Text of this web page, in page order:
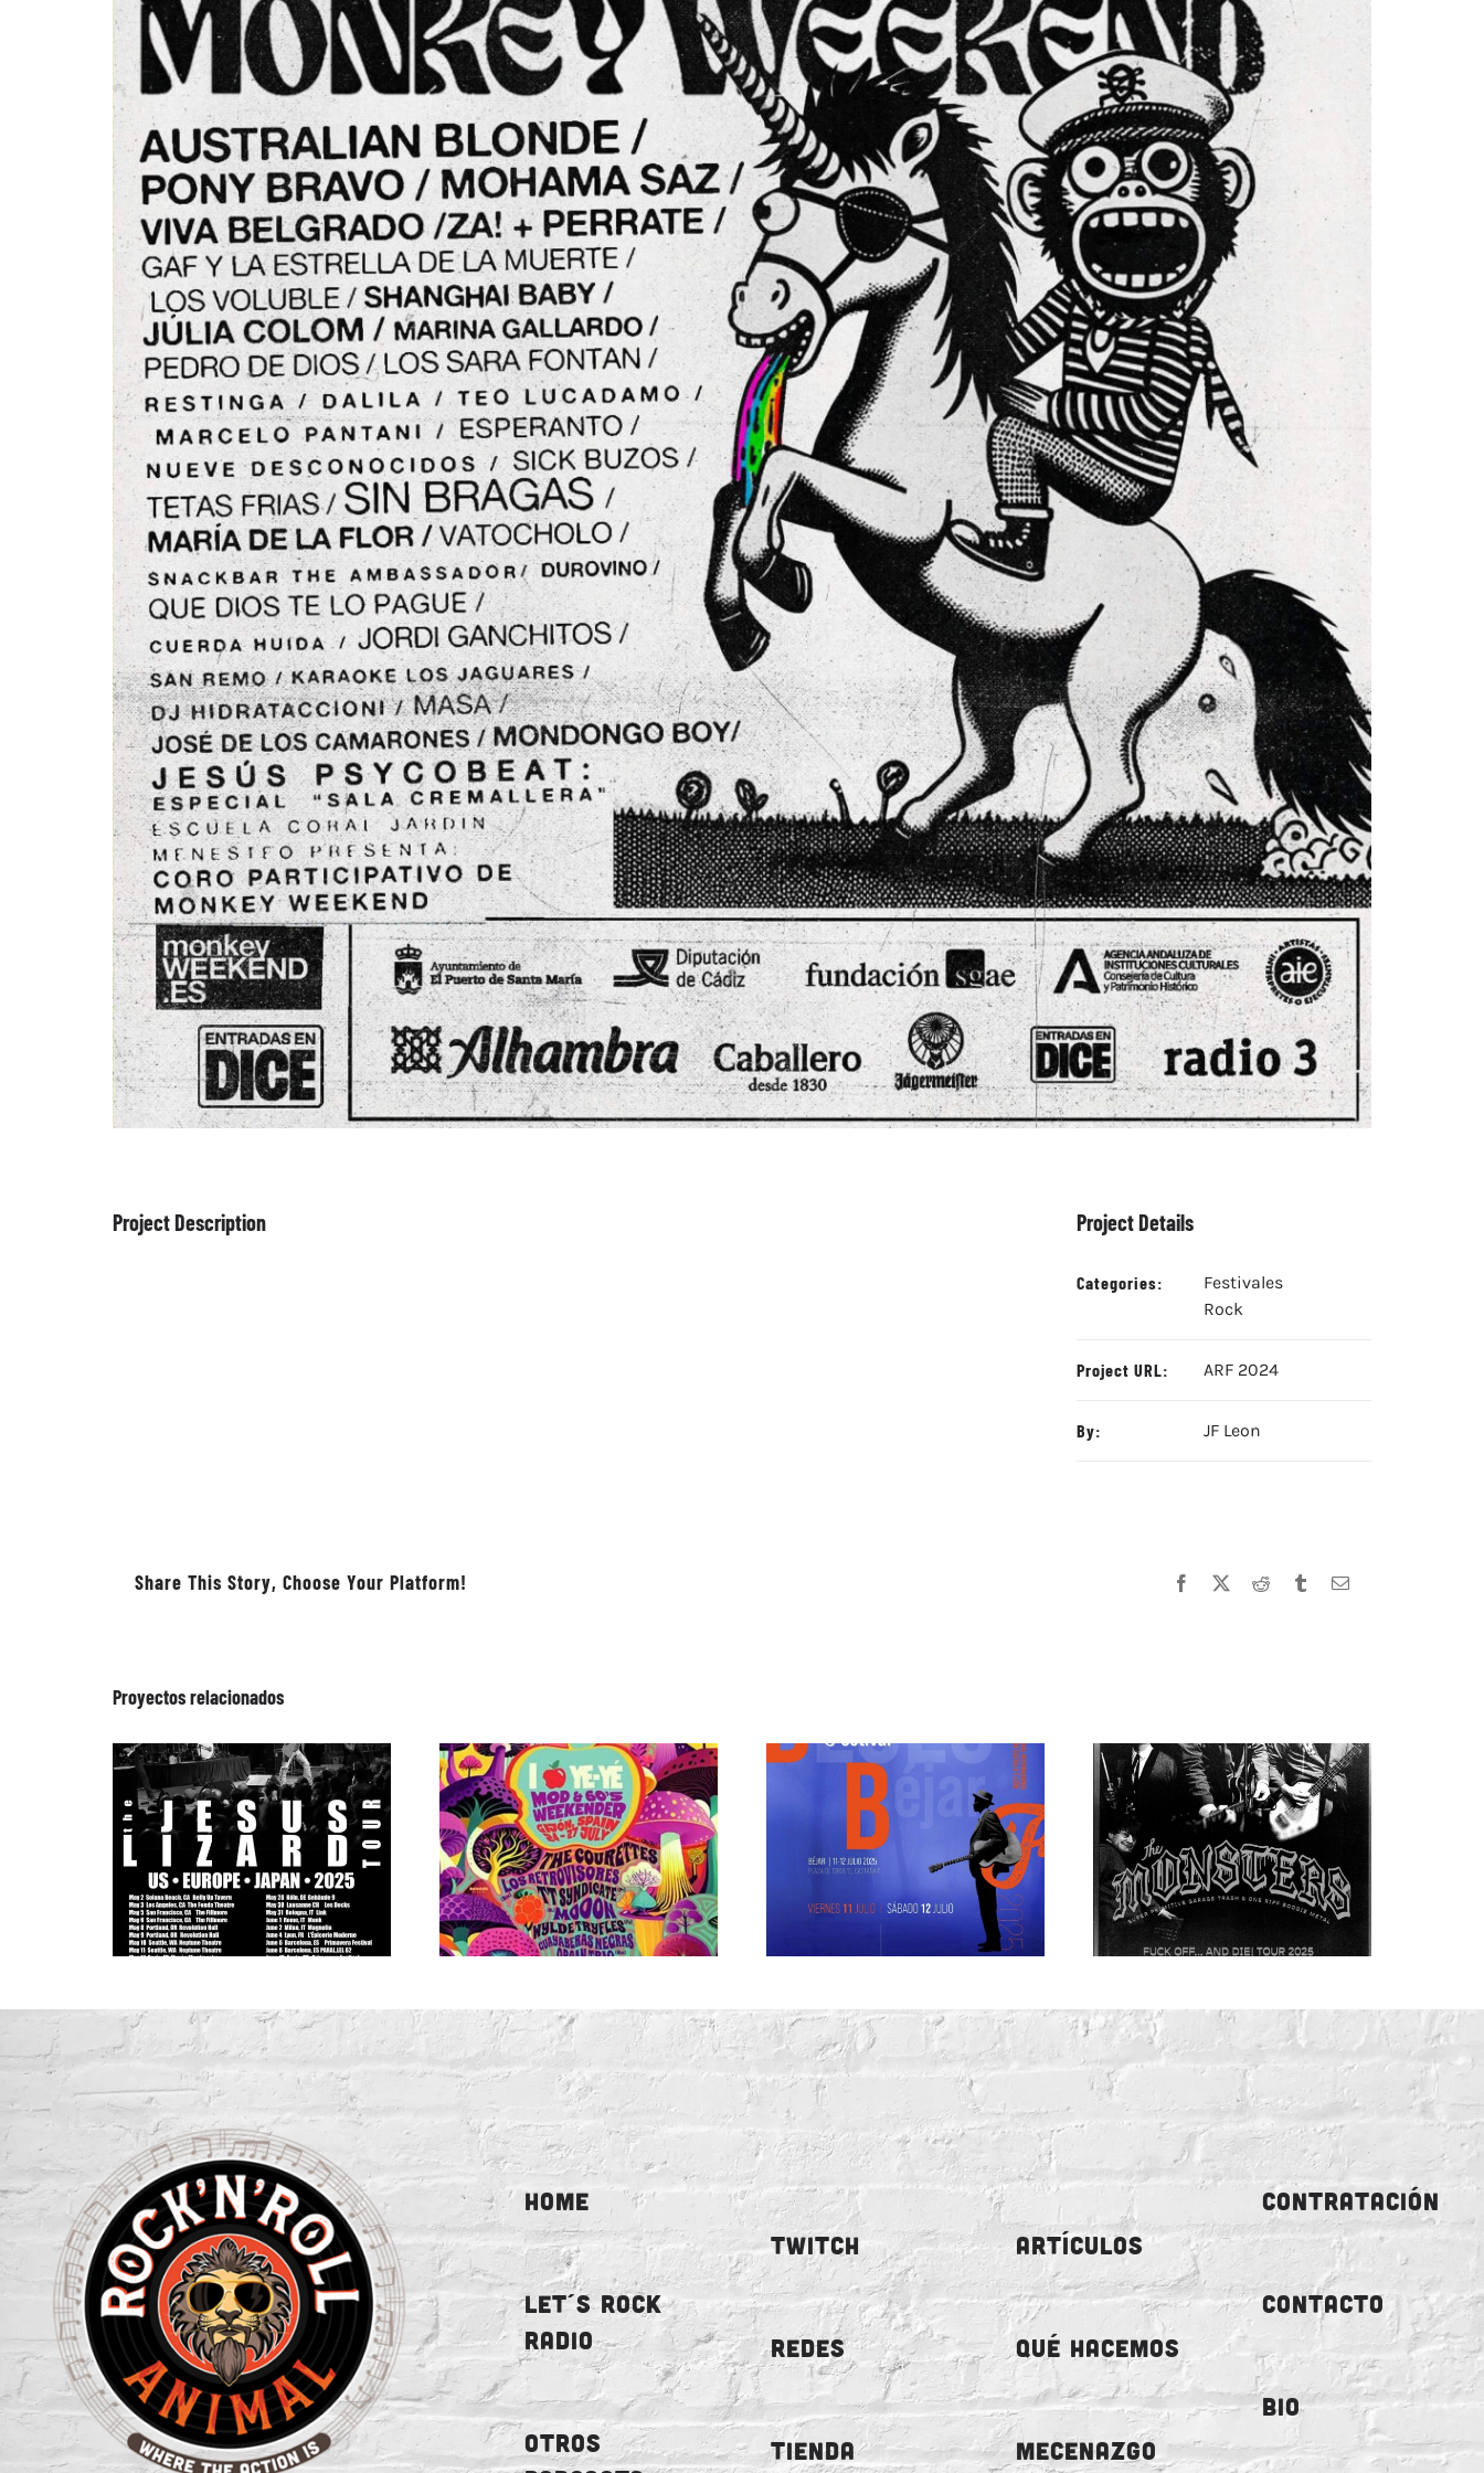
Project Description Project Details
Categories:
Festivales
Rock
Project URL: ARF 2024
By: JF Leon
Share This Story, Choose Your Platform! Facebook Reddit TumblrCorreo
Proyectos relacionados
HOME
LET´S ROCK
RADIO
OTROS
TWITCH
REDES
TIENDA
ARTÍCULOS
QUÉ HACEMOS
MECENAZGO
CONTRATACIÓN
CONTACTO
BIO